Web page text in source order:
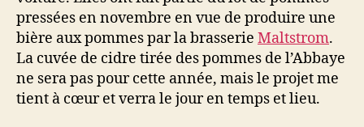
pressées en novembre en vue de produire une
bière aux pommes par la brasserie Maltstrom.
La cuvée de cidre tirée des pommes de l’Abbaye
ne sera pas pour cette année, mais le projet me
tient à cœur et verra le jour en temps et lieu.